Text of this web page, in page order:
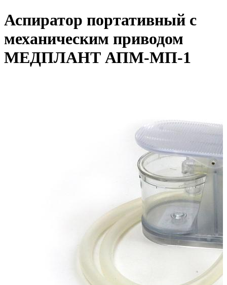
Аспиратор портативный с
механическим приводом
МЕДПЛАНТ АПМ-МП-1